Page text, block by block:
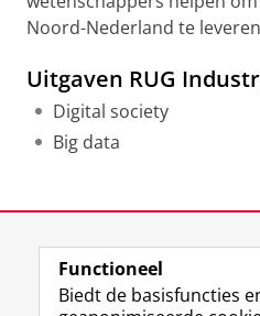
Noord-Nederland te
Uitgaven RUG
Digital society
Big data
View this page in:English
Functioneel
Biedt de basisfuncties